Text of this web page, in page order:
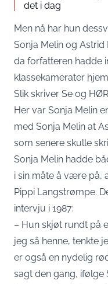
det i dag
Men nå har hun
Sonja Melin og Astrid
da forfatteren hadde
klassekamerater
Slik skriver Se og HØR
Her var Sonja Melin
med Sonja Melin at
som senere skulle
Sonja Melin hadde
i sin måte å være på,
Pippi Langstrømpe.
intervju i 1987:
– Hun skjøt rundt på
jeg så henne, tenkte
er også en nydelig
sagt den gang, ifølge